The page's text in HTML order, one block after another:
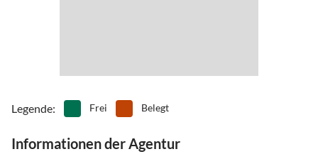
Legende: Frei Belegt
Informationen der Agentur